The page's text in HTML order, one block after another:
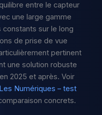
entre le capteur
une large gamme
sur le long
de prise de vue
pertinent
une solution robuste
2025 et après. Voir
Les Numériques – test
concrets.